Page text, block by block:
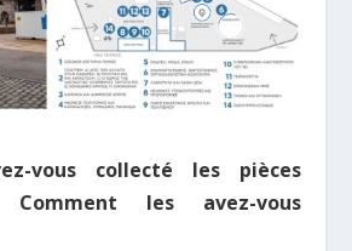
vous collecté les pièces
Comment les avez-vous